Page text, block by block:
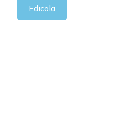
Edicola